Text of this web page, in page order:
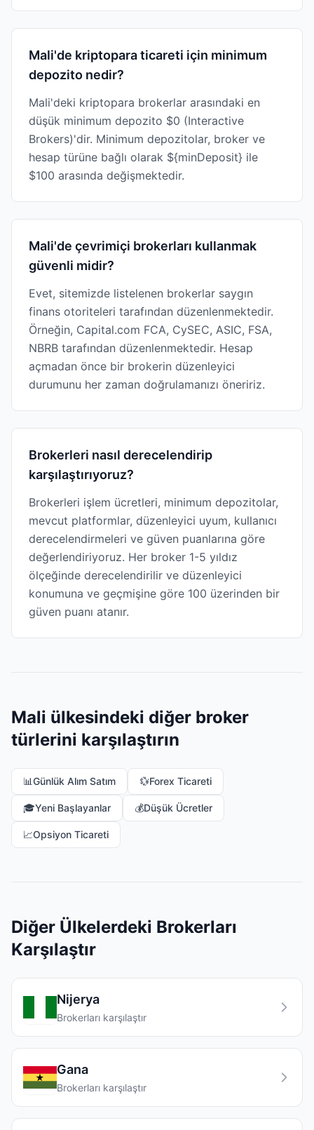
Mali'de kriptopara ticareti için minimum
depozito nedir?
Mali'deki kriptopara brokerlar arasındaki en
düşük minimum depozito $0 (Interactive
Brokers)'dir. Minimum depozitolar, broker ve
hesap türüne bağlı olarak ${minDeposit} ile
$100 arasında değişmektedir.
Mali'de çevrimiçi brokerları kullanmak
güvenli midir?
Evet, sitemizde listelenen brokerlar saygın
finans otoriteleri tarafından düzenlenmektedir.
Örneğin, Capital.com FCA, CySEC, ASIC, FSA,
NBRB tarafından düzenlenmektedir. Hesap
açmadan önce bir brokerin düzenleyici
durumunu her zaman doğrulamanızı öneririz.
Brokerleri nasıl derecelendirip
karşılaştırıyoruz?
Brokerleri işlem ücretleri, minimum depozitolar,
mevcut platformlar, düzenleyici uyum, kullanıcı
derecelendirmeleri ve güven puanlarına göre
değerlendiriyoruz. Her broker 1-5 yıldız
ölçeğinde derecelendirilir ve düzenleyici
konumuna ve geçmişine göre 100 üzerinden bir
güven puanı atanır.
Mali ülkesindeki diğer broker
türlerini karşılaştırın
📊Günlük Alım Satım 💱Forex Ticareti
🎓Yeni Başlayanlar 💰Düşük Ücretler
📈Opsiyon Ticareti
Diğer Ülkelerdeki Brokerları
Karşılaştır
Nijerya
Brokerları karşılaştır
Gana
Brokerları karşılaştır